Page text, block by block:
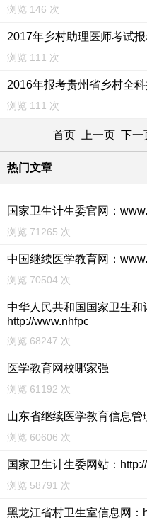
浏览 146 次
2017年乡村助理医师考试
浏览 111 次
2016年报考贵州省乡村全
浏览 111 次
首页 上一页 下一
热门文章
国家卫生计生委官网：
浏览 71265 次
中国继续医学教育网：
浏览 70504 次
中华人民共和国国家卫生和
http://www.nhfpc
浏览 68247 次
医学教育网校哪家强
浏览 61192 次
山东省继续医学教育信息
浏览 60606 次
国家卫生计生委网站：
浏览 58791 次
黑龙江省村卫生室信息网：